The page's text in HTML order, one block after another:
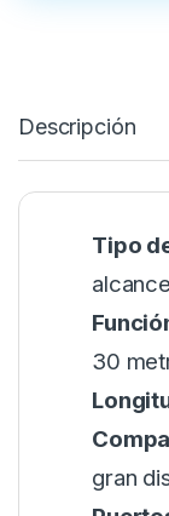
Descripción
Tipo
30
gran